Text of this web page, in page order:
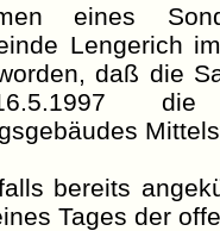
eines
Lengerich
daß die
die
bereits
Tages der